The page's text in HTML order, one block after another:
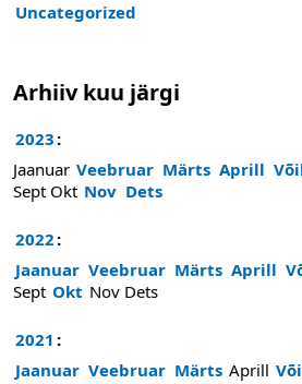
Uncategorized
Arhiiv kuu järgi
2023 :
Jaanuar Veebruar Märts Aprill
Sept Okt Nov Dets
2022 :
Jaanuar Veebruar Märts Aprill
Sept Okt Nov Dets
2021 :
Jaanuar Veebruar Märts Aprill